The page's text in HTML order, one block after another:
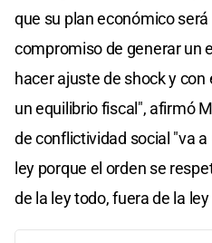
que su plan económico será
compromiso de generar un
hacer ajuste de shock y
un equilibrio fiscal", afirmó
de conflictividad social "va
ley porque el orden se
de la ley todo, fuera de la